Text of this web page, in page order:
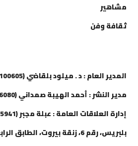
مشاهير
ثقافة وفن
المدير العام : د . ميلود بلقاضي (0661100605)
مدير النشر : أحمد الهيبة صمداني (0659506080)
إدارة العلاقات العامة : عبلة مجبر (0707315941)